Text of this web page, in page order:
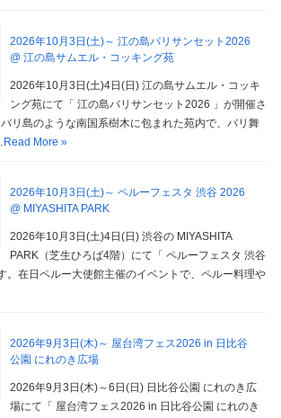
2026年10月3日(土)～ 江の島バリサンセット2026
@ 江の島サムエル・コッキング苑
2026年10月3日(土)4日(日) 江の島サムエル・コッキ
ング苑にて「 江の島バリサンセット2026 」が開催さ
リ島のような南国系樹木に包まれた苑内で、バリ舞
Read More »
2026年10月3日(土)～ ペルーフェスタ 渋谷 2026
@ MIYASHITA PARK
2026年10月3日(土)4日(日) 渋谷の MIYASHITA
PARK（芝生ひろば4階）にて「 ペルーフェスタ 渋谷
。在日ペルー大使館主催のイベントで、ペルー料理や
2026年9月3日(木)～ 屋台湾フェス2026 in 日比谷
公園 にれのき広場
2026年9月3日(木)～6日(日) 日比谷公園 にれのき広
場にて「 屋台湾フェス2026 in 日比谷公園 にれのき